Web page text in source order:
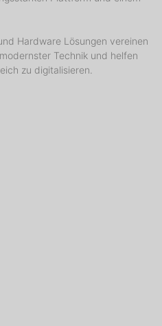
Hardware Lösungen vereinen
Technik und helfen
zu digitalisieren.